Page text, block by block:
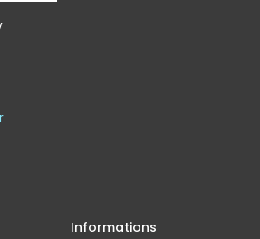
Informations